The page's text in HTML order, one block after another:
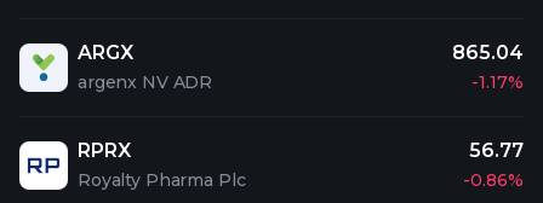
ARGX
argenx NV ADR
865.04
-1.17%
RPRX
Royalty Pharma Plc
56.77
-0.86%